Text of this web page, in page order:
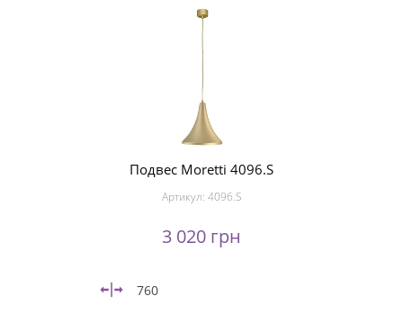
Подвес Moretti 4096.S
Артикул: 4096.S
3 020 грн
760